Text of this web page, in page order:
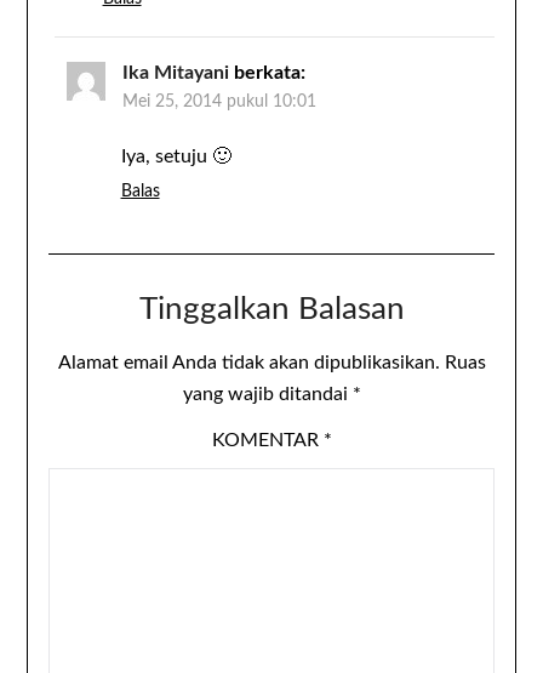
Ika Mitayani berkata:
Mei 25, 2014 pukul 10:01
Iya, setuju 🙂
Balas
Tinggalkan Balasan
Alamat email Anda tidak akan dipublikasikan. Ruas
yang wajib ditandai *
KOMENTAR *